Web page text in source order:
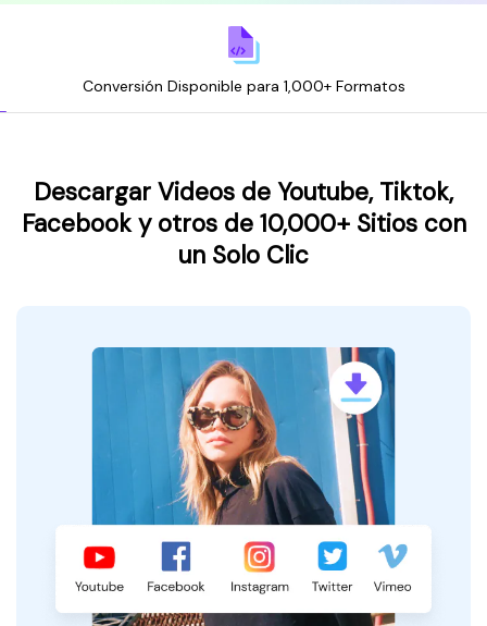
Conversión Disponible para 1,000+ Formatos
Descargar Videos de Youtube, Tiktok,
Facebook y otros de 10,000+ Sitios con
un Solo Clic